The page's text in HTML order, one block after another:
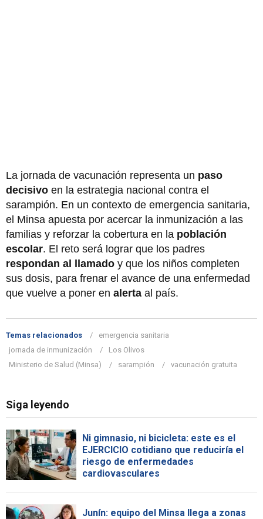
La jornada de vacunación representa un paso
decisivo en la estrategia nacional contra el
sarampión. En un contexto de emergencia sanitaria,
el Minsa apuesta por acercar la inmunización a las
familias y reforzar la cobertura en la población
escolar. El reto será lograr que los padres
respondan al llamado y que los niños completen
sus dosis, para frenar el avance de una enfermedad
que vuelve a poner en alerta al país.
Temas relacionados
emergencia sanitaria
jornada de inmunización
Los Olivos
Ministerio de Salud (Minsa)
sarampión vacunación gratuita
Siga leyendo
Ni gimnasio, ni bicicleta: este es el
EJERCICIO cotidiano que reduciría el
riesgo de enfermedades
cardiovasculares
Junín: equipo del Minsa llega a zonas